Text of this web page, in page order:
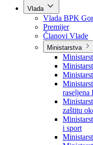
Stručna služba
Nadležnosti
Sjednice
Vlada
Vlada BPK
Premijer
Članovi Vlade
Ministarstva
raseljena
zaštitu